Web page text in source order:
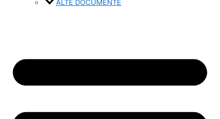
ALTE DOCUMENTE